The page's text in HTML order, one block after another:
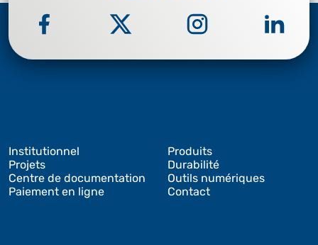
Institutionnel
Produits
Projets
Durabilité
Centre de documentation
Outils numériques
Paiement en ligne
Contact